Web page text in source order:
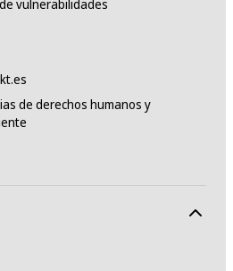
vulnerabilidades
de derechos humanos y